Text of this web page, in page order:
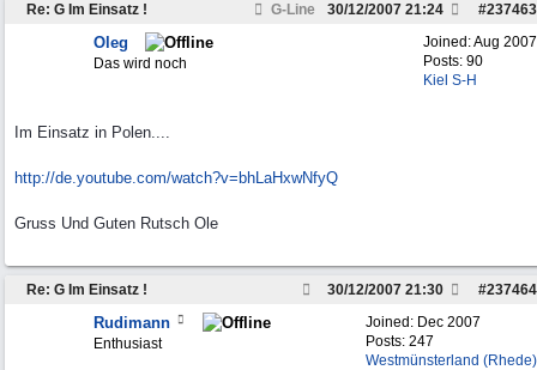
Re: G Im Einsatz ! G-Line #237463
30/12/2007 21:24
Joined:Aug 2007
Posts: 90
Kiel S-H
Oleg
Das wird noch
Im Einsatz in Polen....
http://de.youtube.com/watch?v=bhLaHxwNfyQ
Gruss Und Guten Rutsch Ole
Re: G Im Einsatz ! #237464
30/12/2007 21:30
Joined: Dec 2007
Posts: 247
Westmünsterland (Rhede)
Rudimann
Enthusiast